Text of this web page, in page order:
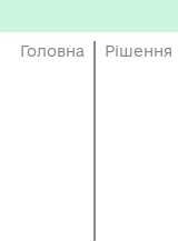
Головна Рішення